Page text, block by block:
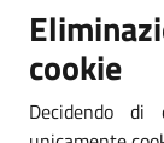
cookie
Decidendo